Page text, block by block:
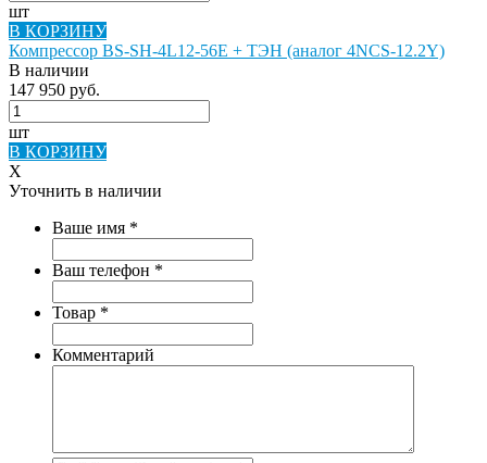
шт
В КОРЗИНУ
Компрессор BS-SH-4L12-56E + ТЭН (аналог 4NCS-12.2Y)
В наличии
147 950 руб.
шт
В КОРЗИНУ
X
Уточнить в наличии
Ваше имя *
Ваш телефон *
Товар *
Комментарий